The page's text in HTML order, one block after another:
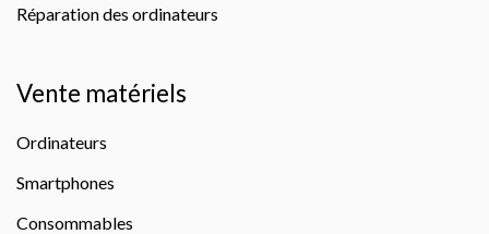
Réparation des ordinateurs
Vente matériels
Ordinateurs
Smartphones
Consommables